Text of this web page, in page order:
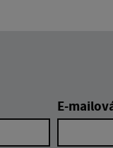
E-